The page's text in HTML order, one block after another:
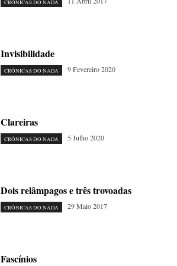
CRÓNICAS DO NADA
Invisibilidade
CRÓNICAS DO NADA 9 Fevereiro 2020
Clareiras
CRÓNICAS DO NADA 5 Julho 2020
Dois relâmpagos e três trovoadas
CRÓNICAS DO NADA 29 Maio 2017
Fascínios